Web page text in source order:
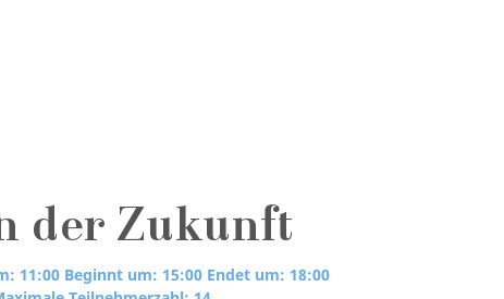
der Zukunft
11:00 Beginnt um: 15:00 Endet um: 18:00